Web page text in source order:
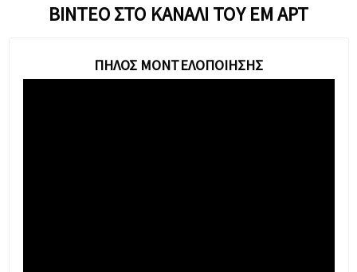
ΒΊΝΤΕΟ ΣΤΟ ΚΑΝΆΛΙ ΤΟΥ ΕΜ ΑΡΤ
ΠΗΛΌΣ ΜΟΝΤΕΛΟΠΟΊΗΣΗΣ